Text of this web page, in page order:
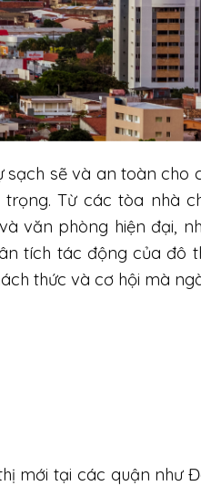
sẽ và an toàn
Từ các tòa nhà
văn phòng hiện đại,
tích tác động của đô
thức và cơ hội mà
mới tại các quận như